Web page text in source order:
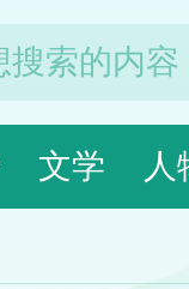
文学 人